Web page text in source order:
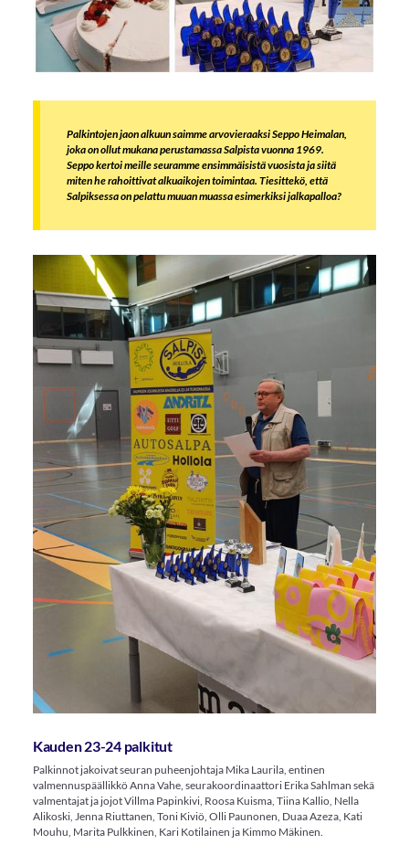
Palkintojen jaon alkuun saimme arvovieraaksi Seppo Heimalan,
joka on ollut mukana perustamassa Salpista vuonna 1969.
Seppo kertoi meille seuramme ensimmäisistä vuosista ja siitä
miten he rahoittivat alkuaikojen toimintaa. Tiesittekö, että
Salpiksessa on pelattu muuan muassa esimerkiksi jalkapalloa?
Kauden 23-24 palkitut
Palkinnot jakoivat seuran puheenjohtaja Mika Laurila, entinen
valmennuspäällikkö Anna Vahe, seurakoordinaattori Erika Sahlman sekä
valmentajat ja jojot Villma Papinkivi, Roosa Kuisma, Tiina Kallio, Nella
Alikoski, Jenna Riuttanen, Toni Kiviö, Olli Paunonen, Duaa Azeza, Kati
Mouhu, Marita Pulkkinen, Kari Kotilainen ja Kimmo Mäkinen.